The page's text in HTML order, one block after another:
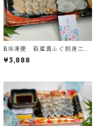
B冷凍便 萩産真ふぐ刺身二種
盛り【原料は全て国産】
¥3,888